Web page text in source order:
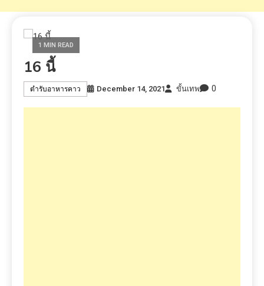
1 MIN READ
16 นี้
ตำรับอาหารคาว December 14, 2021 ขั้นเทพ 0